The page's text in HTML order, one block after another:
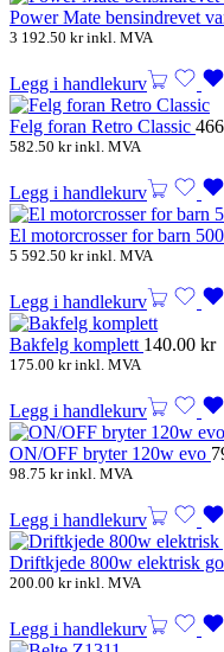
Power Mate bensindrevet
3 192.50 krinkl. MVA
Legg i handlekurv
Felg foran Retro Classic
582.50 krinkl. MVA
Legg i handlekurv
El motorcrosser for barn
5 592.50 krinkl. MVA
Legg i handlekurv
Bakfelg komplett 140.00 kr
175.00 krinkl. MVA
Legg i handlekurv
ON/OFF bryter 120w evo
98.75 krinkl. MVA
Legg i handlekurv
Driftkjede 800w elektrisk
200.00 krinkl. MVA
Legg i handlekurv